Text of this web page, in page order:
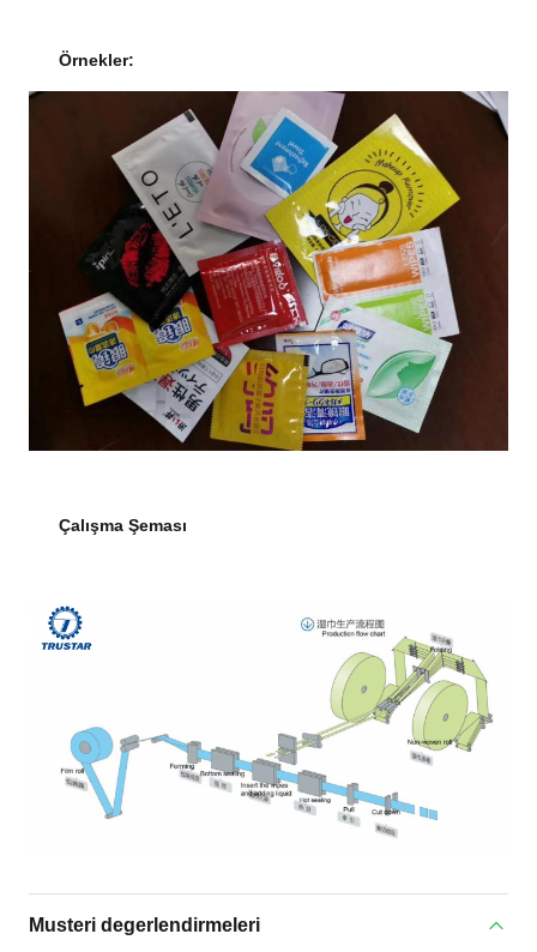
Örnekler:
Çalışma Şeması
Musteri degerlendirmeleri